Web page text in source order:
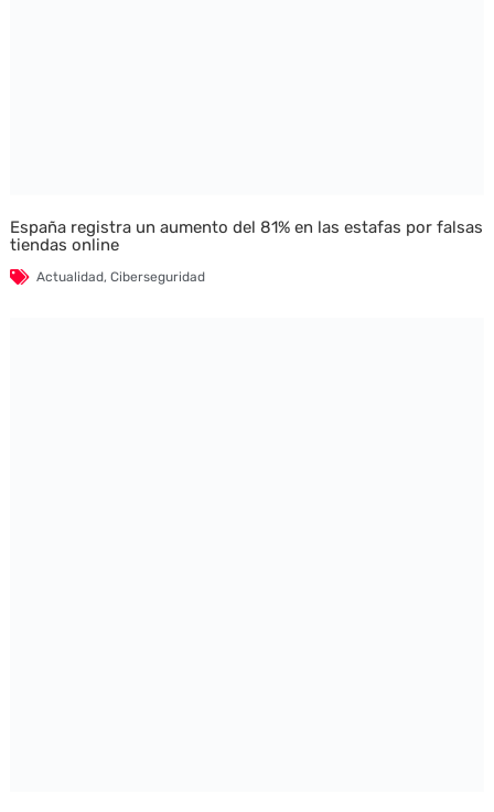
España registra un aumento del 81% en las estafas por falsas
tiendas online
Actualidad, Ciberseguridad